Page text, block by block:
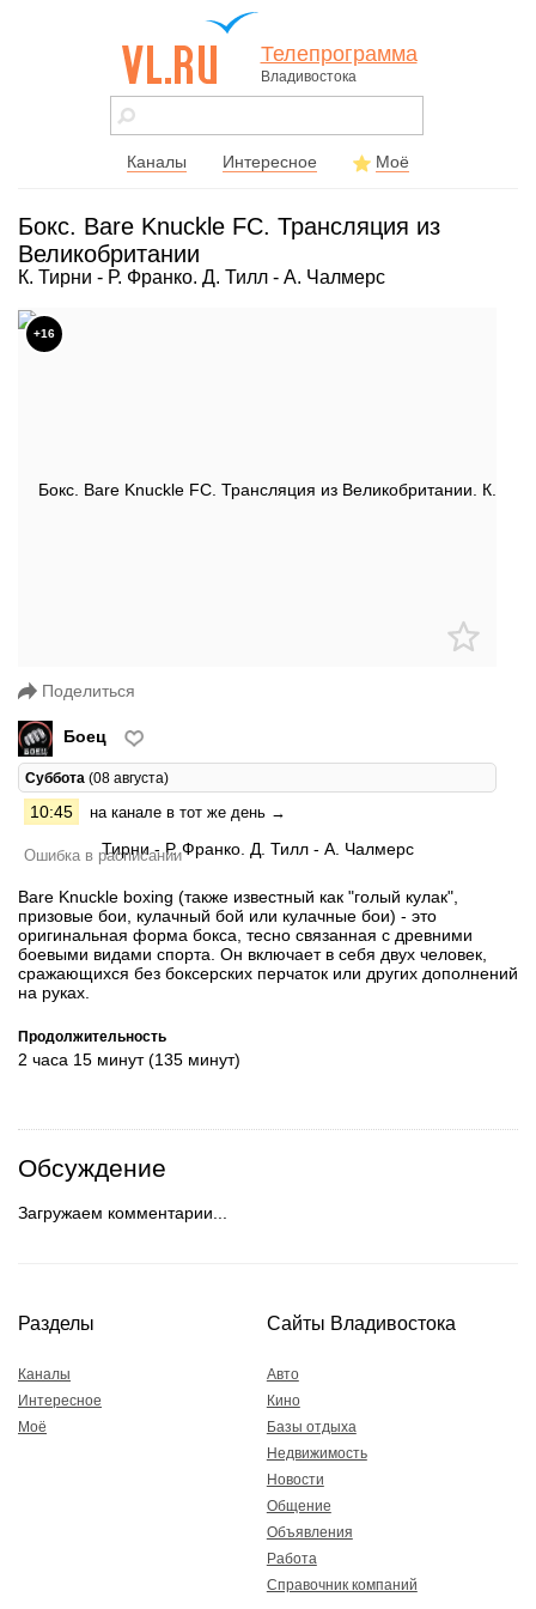
vl.ru - сайт
города
Телепрограмма
Владивостока
Каналы Интересное Моё
Бокс. Bare Knuckle FC. Трансляция из
Великобритании
К. Тирни - Р. Франко. Д. Тилл - А. Чалмерс
+16
Поделиться
Боец
Суббота (08 августа)
10:45 на канале в тот же день →
Ошибка в расписании
Bare Knuckle boxing (также известный как "голый кулак",
призовые бои, кулачный бой или кулачные бои) - это
оригинальная форма бокса, тесно связанная с древними
боевыми видами спорта. Он включает в себя двух человек,
сражающихся без боксерских перчаток или других дополнений
на руках.
Продолжительность
2 часа 15 минут (135 минут)
Обсуждение
Загружаем комментарии...
Разделы
Каналы
Интересное
Моё
Сайты Владивостока
Авто
Кино
Базы отдыха
Недвижимость
Новости
Общение
Объявления
Работа
Справочник компаний